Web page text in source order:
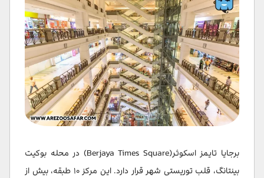
برجایا تایمز اسکوئر(Berjaya Times Square) در محله بوکیت
بینتانگ، قلب توریستی شهر قرار دارد. این مرکز ۱۰ طبقه، بیش از